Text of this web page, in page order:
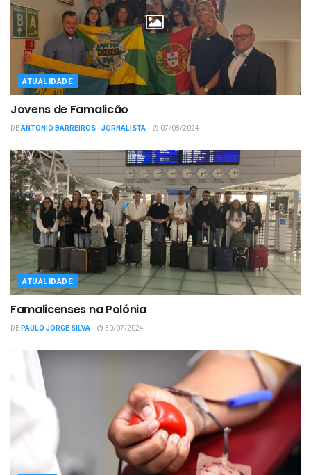
ATUALIDADE
Jovens de Famalicão
DEANTÓNIO BARREIROS - JORNALISTA 07/08/2024
ATUALIDADE
Famalicenses na Polónia
DEPAULO JORGE SILVA 30/07/2024